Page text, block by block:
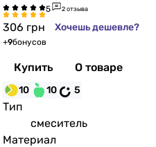
2 отзыва
306 грн Хочешь дешевле?
+9бонусов
Купить О товаре
10 10 5
Тип
смеситель
Материал